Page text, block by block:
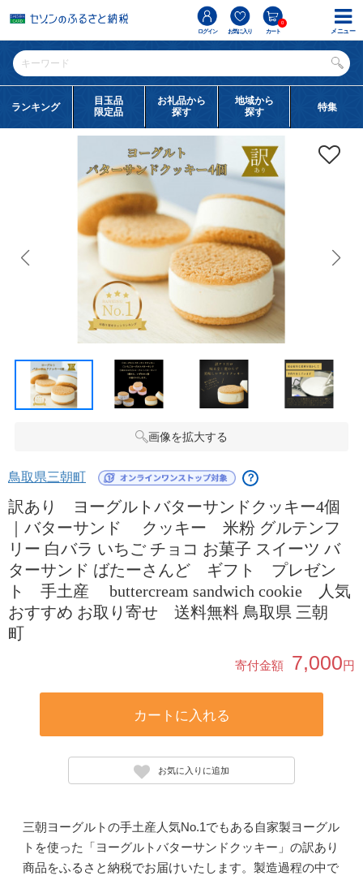
ログイン お気に入り カート
0
ランキング
目玉品
限定品
お礼品から
探す
地域から
探す
特集
画像を拡大する
鳥取県三朝町 ？
訳あり ヨーグルトバターサンドクッキー4個
｜バターサンド クッキー 米粉 グルテンフ
リー 白バラ いちご チョコ お菓子 スイーツ バ
ターサンド ばたーさんど ギフト プレゼン
ト 手土産 buttercream sandwich cookie 人気
おすすめ お取り寄せ 送料無料 鳥取県 三朝
町
寄付金額 7,000円
カートに入れる
お気に入りに追加
三朝ヨーグルトの手土産人気No.1でもある自家製ヨーグル
トを使った「ヨーグルトバターサンドクッキー」の訳あり
商品をふるさと納税でお届けいたします。製造過程の中で
メニュー